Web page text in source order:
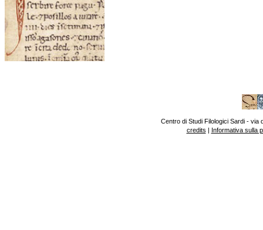
Centro di Studi Filologici Sardi - via
credits | Informativa sulla